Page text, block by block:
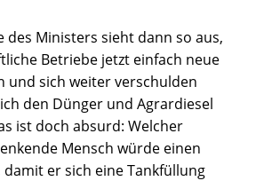
des Ministers sieht dann so aus,
Betriebe jetzt einfach neue
und sich weiter verschulden
den Dünger und Agrardiesel
ist doch absurd: Welcher
Mensch würde einen
er sich eine Tankfüllung